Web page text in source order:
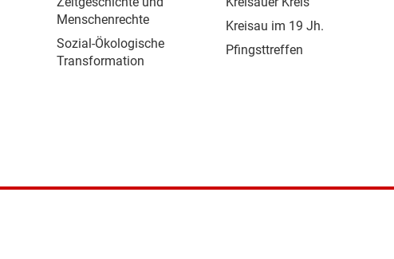
Menschenrechte
Sozial-Ökologische
Transformation
Kreisau im 19 Jh.
Pfingsttreffen